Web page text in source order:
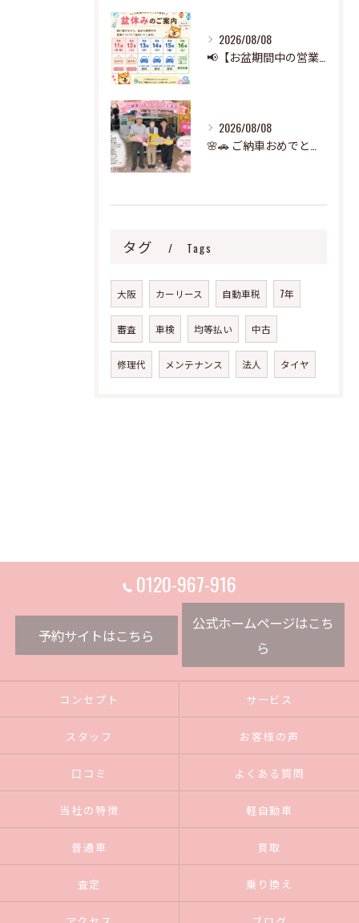
2026/08/08
2026/08/08
タグ Tags
大阪 カーリース 自動車税 7年
審査 車検 均等払い 中古
修理代 メンテナンス 法人 タイヤ
0120-967-916
予約サイトはこちら
公式ホームページはこち
ら
コンセプト サービス
スタッフ お客様の声
口コミ よくある質問
当社の特徴 軽自動車
普通車 買取
査定 乗り換え